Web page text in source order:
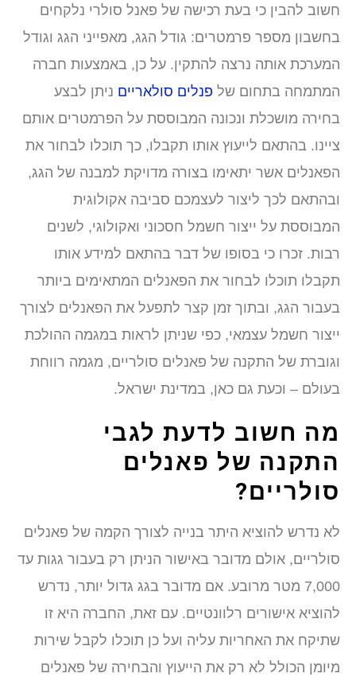
להבין כי בעת רכישה של פאנל סולרי נלקחים
מספר פרמטרים: גודל הגג, מאפייני הגג וגודל
אותה נרצה להתקין. על כן, באמצעות חברה
בתחום של פנלים סולארייםניתן לבצע
מושכלת ונכונה המבוססת על הפרמטרים אותם
בהתאם לייעוץ אותו תקבלו, כך תוכלו לבחור את
אשר יתאימו בצורה מדויקת למבנה של הגג,
לכך ליצור לעצמכם סביבה אקולוגית
על ייצור חשמל חסכוני ואקולוגי, לשנים
זכרו כי בסופו של דבר בהתאם למידע אותו
תוכלו לבחור את הפאנלים המתאימים ביותר
הגג, ובתוך זמן קצר לתפעל את הפאנלים לצורך
חשמל עצמאי, כפי שניתן לראות במגמה ההולכת
של התקנה של פאנלים סולריים, מגמה רווחת
– וכעת גם כאן, במדינת ישראל.
חשוב לדעת לגבי
של פאנלים
נדרש להוציא היתר בנייה לצורך הקמה של פאנלים
אולם מדובר באישור הניתן רק בעבור גגות עד
7,000 מטר מרובע. אם מדובר בגג גדול יותר, נדרש
אישורים רלוונטיים. עם זאת, החברה היא זו
את האחריות עליה ועל כן תוכלו לקבל שירות
הכולל לא רק את הייעוץ והבחירה של פאנלים